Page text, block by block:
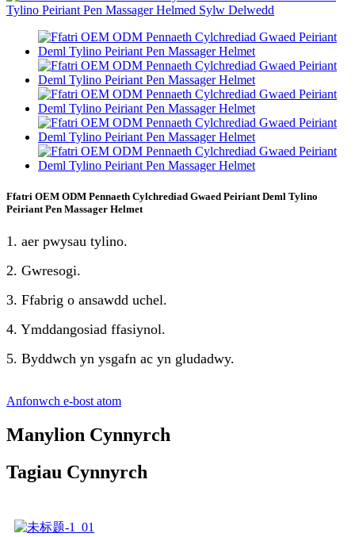
Ffatri OEM ODM Pennaeth Cylchrediad Gwaed Peiriant Deml Tylino
Peiriant Pen Massager Helmet
1. aer pwysau tylino.
2. Gwresogi.
3. Ffabrig o ansawdd uchel.
4. Ymddangosiad ffasiynol.
5. Byddwch yn ysgafn ac yn gludadwy.
Anfonwch e-bost atom
Manylion Cynnyrch
Tagiau Cynnyrch